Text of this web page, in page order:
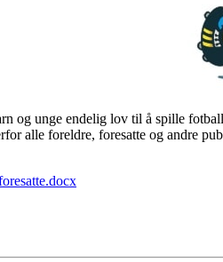
og unge endelig lov til å spille
alle foreldre, foresatte og andre